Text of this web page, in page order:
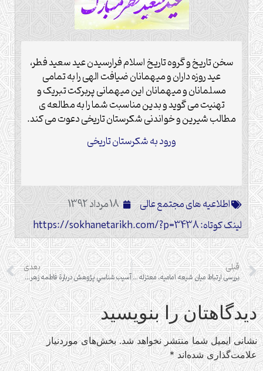
سخن تاریخ و گروه تاریخ اسلام فرارسیدن عید سعید فطر،
عید روزه داران و میهمانان ضیافت الهی را به تمامی
مسلمانان و میهمانان این میهمانی پربرکت تبریک و
تهنیت می گوید و بدین مناسبت شما را به مطالعه ی
مطالب شیرین و خواندنی شکرستان تاریخی دعوت می کند.
ورود به شکرستان تاریخی
اطلاعیه های مجتمع عالی
18 مرداد 1392
لینک کوتاه: https://sokhanetarikh.com/?p=3438
قبلی
بررسی ارتباط میان شیعه امامیه، معتزله، اشاعره و حناوله
بعدی
آسيب شناسي پژوهش دربارة فاطمه زهرا (سلام الله علیها)
دیدگاهتان را بنویسید
نشانی ایمیل شما منتشر نخواهد شد. بخش‌های موردنیاز
علامت‌گذاری شده‌اند*